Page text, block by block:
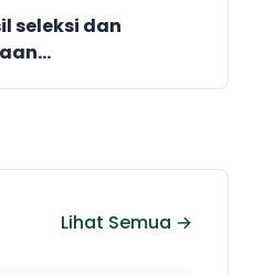
seleksi dan
Lihat Semua →